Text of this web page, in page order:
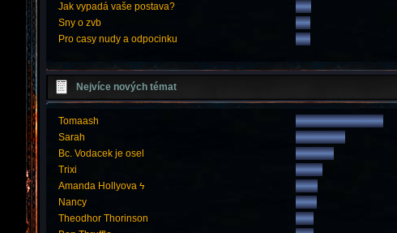
Jak vypadá vaše postava?
Sny o zvb
Pro casy nudy a odpocinku
Nejvíce nových témat
Tomaash
Sarah
Bc. Vodacek je osel
Trixi
Amanda Hollyova ϟ
Nancy
Theodhor Thorinson